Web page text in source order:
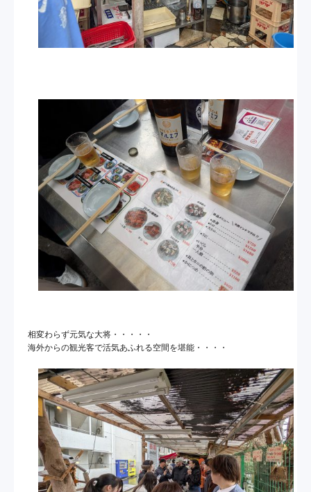
相変わらず元気な大将・・・・・